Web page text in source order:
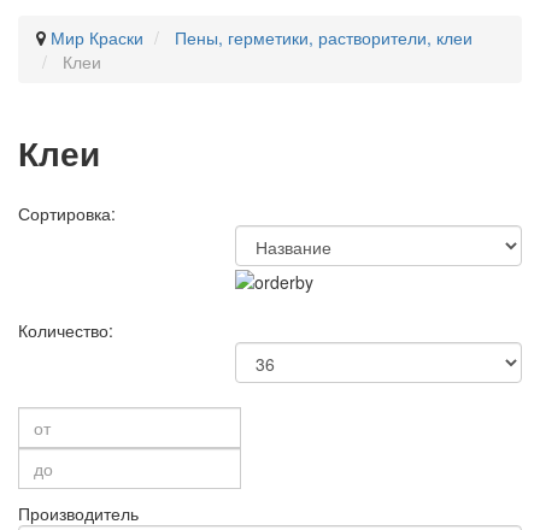
Мир Краски
Пены, герметики, растворители, клеи
Клеи
Клеи
Сортировка:
Количество:
Производитель